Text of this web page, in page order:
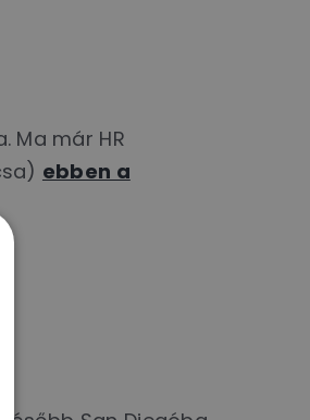
Ma már HR
ebben a